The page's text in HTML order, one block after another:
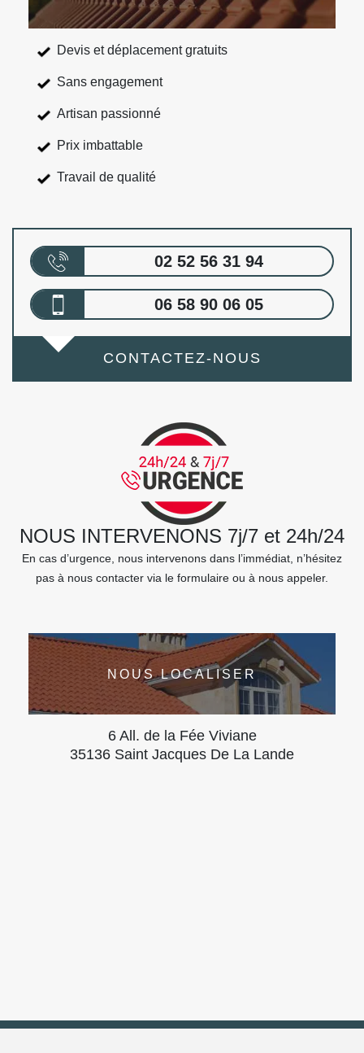
Devis et déplacement gratuits
Sans engagement
Artisan passionné
Prix imbattable
Travail de qualité
02 52 56 31 94
06 58 90 06 05
CONTACTEZ-NOUS
NOUS INTERVENONS 7j/7 et 24h/24
En cas d’urgence, nous intervenons dans l’immédiat, n’hésitez
pas à nous contacter via le formulaire ou à nous appeler.
NOUS LOCALISER
6 All. de la Fée Viviane
35136 Saint Jacques De La Lande